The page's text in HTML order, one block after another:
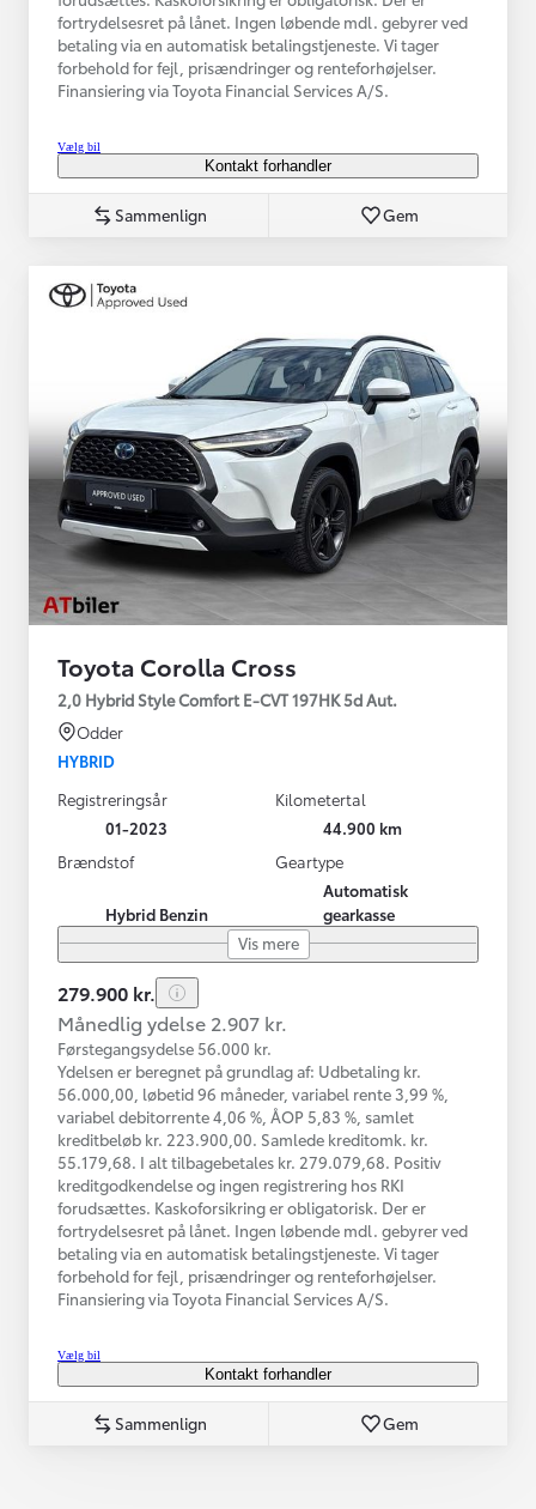
fortrydelsesret på lånet. Ingen løbende mdl. gebyrer ved
betaling via en automatisk betalingstjeneste. Vi tager
forbehold for fejl, prisændringer og renteforhøjelser.
Finansiering via Toyota Financial Services A/S.
Vælg bil
Kontakt forhandler
Sammenlign Gem
Toyota Corolla Cross
2,0 Hybrid Style Comfort E-CVT 197HK 5d Aut.
Odder
HYBRID
Registreringsår
01-2023
Kilometertal
44.900 km
Brændstof
Hybrid Benzin
Geartype
Automatisk
gearkasse
Vis mere
279.900 kr.
Månedlig ydelse 2.907 kr.
Førstegangsydelse 56.000 kr.
Ydelsen er beregnet på grundlag af: Udbetaling kr.
56.000,00, løbetid 96 måneder, variabel rente 3,99 %,
variabel debitorrente 4,06 %, ÅOP 5,83 %, samlet
kreditbeløb kr. 223.900,00. Samlede kreditomk. kr.
55.179,68. I alt tilbagebetales kr. 279.079,68. Positiv
kreditgodkendelse og ingen registrering hos RKI
forudsættes. Kaskoforsikring er obligatorisk. Der er
fortrydelsesret på lånet. Ingen løbende mdl. gebyrer ved
betaling via en automatisk betalingstjeneste. Vi tager
forbehold for fejl, prisændringer og renteforhøjelser.
Finansiering via Toyota Financial Services A/S.
Vælg bil
Kontakt forhandler
Sammenlign Gem